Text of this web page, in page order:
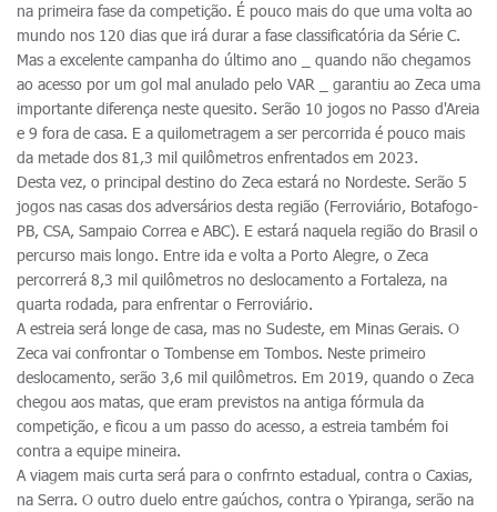
na primeira fase da competição. É pouco mais do que uma volta ao
mundo nos 120 dias que irá durar a fase classificatória da Série C.
Mas a excelente campanha do último ano _ quando não chegamos
ao acesso por um gol mal anulado pelo VAR _ garantiu ao Zeca uma
importante diferença neste quesito. Serão 10 jogos no Passo d'Areia
e 9 fora de casa. E a quilometragem a ser percorrida é pouco mais
da metade dos 81,3 mil quilômetros enfrentados em 2023.
Desta vez, o principal destino do Zeca estará no Nordeste. Serão 5
jogos nas casas dos adversários desta região (Ferroviário, Botafogo-
PB, CSA, Sampaio Correa e ABC). E estará naquela região do Brasil o
percurso mais longo. Entre ida e volta a Porto Alegre, o Zeca
percorrerá 8,3 mil quilômetros no deslocamento a Fortaleza, na
quarta rodada, para enfrentar o Ferroviário.
A estreia será longe de casa, mas no Sudeste, em Minas Gerais. O
Zeca vai confrontar o Tombense em Tombos. Neste primeiro
deslocamento, serão 3,6 mil quilômetros. Em 2019, quando o Zeca
chegou aos matas, que eram previstos na antiga fórmula da
competição, e ficou a um passo do acesso, a estreia também foi
contra a equipe mineira.
A viagem mais curta será para o confrnto estadual, contra o Caxias,
na Serra. O outro duelo entre gaúchos, contra o Ypiranga, serão na